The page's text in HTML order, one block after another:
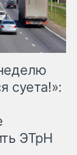
суета!»:
ЭТрН